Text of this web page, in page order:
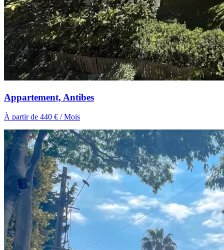
Appartement, Antibes
À partir de 440 € / Mois